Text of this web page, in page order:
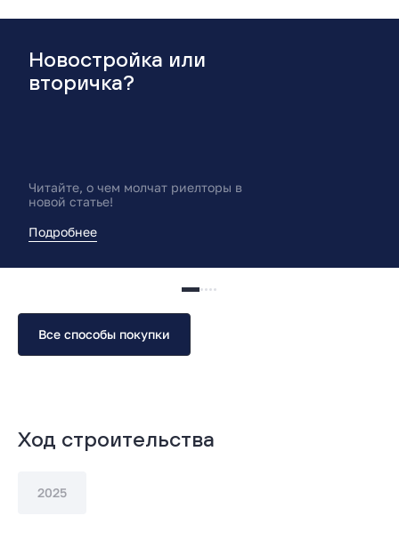
Новостройка или
вторичка?
Читайте, о чем молчат риелторы в
новой статье!
Подробнее
Все способы покупки
Ход строительства
2025